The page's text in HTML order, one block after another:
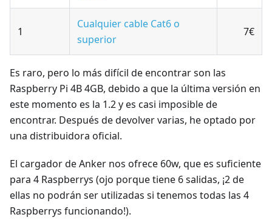
1
Cualquier cable Cat6 o
superior
7€
Es raro, pero lo más difícil de encontrar son las
Raspberry Pi 4B 4GB, debido a que la última versión en
este momento es la 1.2 y es casi imposible de
encontrar. Después de devolver varias, he optado por
una distribuidora oficial.
El cargador de Anker nos ofrece 60w, que es suficiente
para 4 Raspberrys (ojo porque tiene 6 salidas, ¡2 de
ellas no podrán ser utilizadas si tenemos todas las 4
Raspberrys funcionando!).